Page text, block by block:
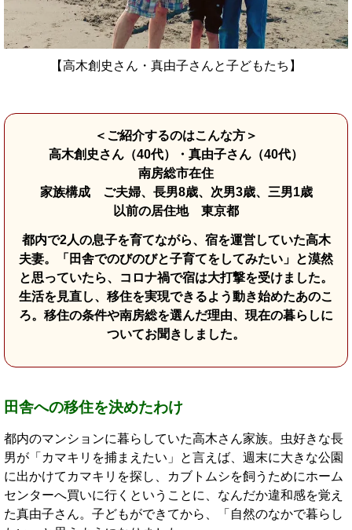
【高木創史さん・真由子さんと子どもたち】
＜ご紹介するのはこんな方＞
高木創史さん（40代）・真由子さん（40代）
南房総市在住
家族構成 ご夫婦、長男8歳、次男3歳、三男1歳
以前の居住地 東京都
都内で2人の息子を育てながら、宿を運営していた高木
夫妻。「田舎でのびのびと子育てをしてみたい」と漠然
と思っていたら、コロナ禍で宿は大打撃を受けました。
生活を見直し、移住を実現できるよう動き始めたあのこ
ろ。移住の条件や南房総を選んだ理由、現在の暮らしに
ついてお聞きしました。
田舎への移住を決めたわけ
都内のマンションに暮らしていた高木さん家族。虫好きな長
男が「カマキリを捕まえたい」と言えば、週末に大きな公園
に出かけてカマキリを探し、カブトムシを飼うためにホーム
センターへ買いに行くということに、なんだか違和感を覚え
た真由子さん。子どもができてから、「自然のなかで暮らし